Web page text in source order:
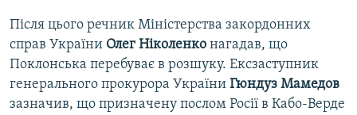
Після цього речник Міністерства закордонних
справ України Олег Ніколенко нагадав, що
Поклонська перебуває в розшуку. Ексзаступник
генерального прокурора України Гюндуз Мамедов
зазначив, що призначену послом Росії в Кабо-Верде